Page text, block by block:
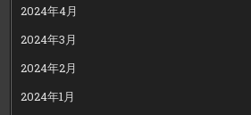
2024年4月
2024年3月
2024年2月
2024年1月